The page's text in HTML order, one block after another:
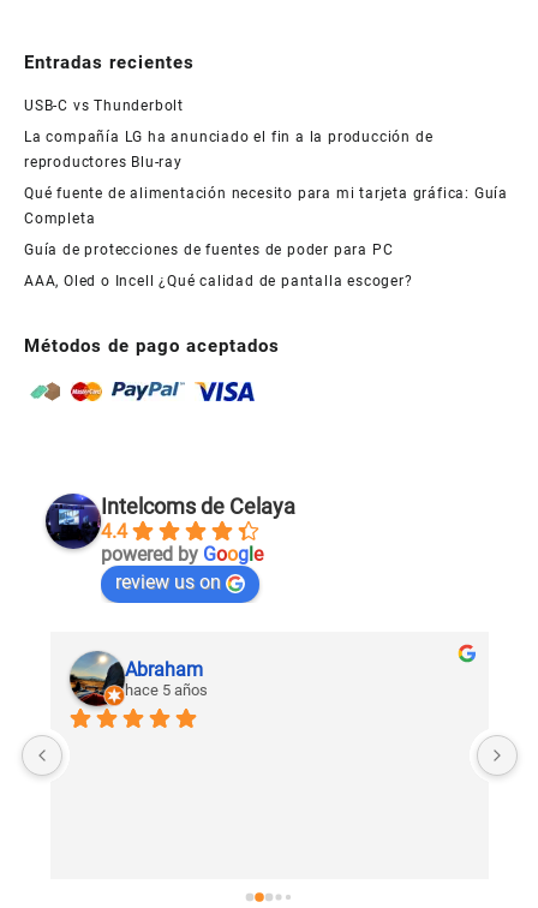
Entradas recientes
USB-C vs Thunderbolt
La compañía LG ha anunciado el fin a la producción de
reproductores Blu-ray
Qué fuente de alimentación necesito para mi tarjeta gráfica: Guía
Completa
Guía de protecciones de fuentes de poder para PC
AAA, Oled o Incell ¿Qué calidad de pantalla escoger?
Métodos de pago aceptados
Intelcoms de Celaya
4.4
powered by Googl e
review us on
Abraham
hace 5 años